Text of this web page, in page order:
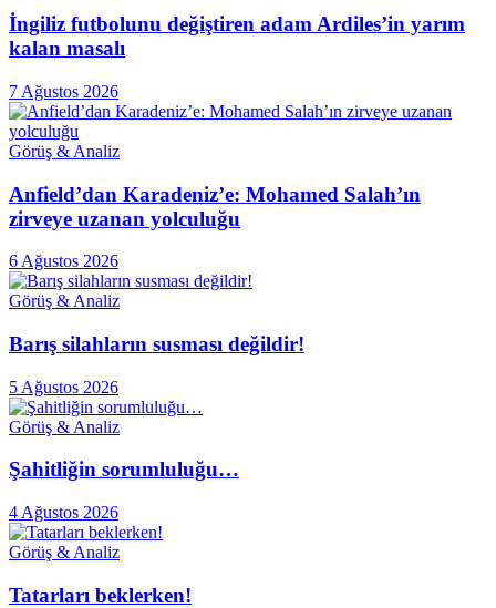
İngiliz futbolunu değiştiren adam Ardiles’in yarım
kalan masalı
7 Ağustos 2026
Görüş & Analiz
Anfield’dan Karadeniz’e: Mohamed Salah’ın
zirveye uzanan yolculuğu
6 Ağustos 2026
Görüş & Analiz
Barış silahların susması değildir!
5 Ağustos 2026
Görüş & Analiz
Şahitliğin sorumluluğu…
4 Ağustos 2026
Görüş & Analiz
Tatarları beklerken!